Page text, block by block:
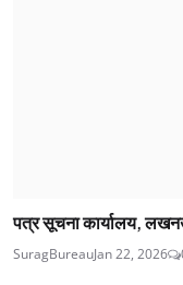
पत्र सूचना कार्यालय,
SuragBureauJan 22, 2026